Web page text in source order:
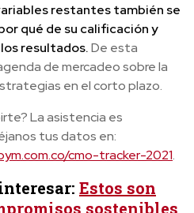
restantes también se
qué de su calificación y
resultados.De esta
de mercadeo sobre la
en el corto plazo.
La asistencia es
tus datos en:
cmo-tracker-2021.
Estos son
sostenibles